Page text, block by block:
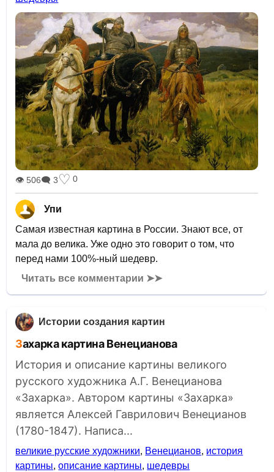
👁 506🗨 3♡ 0
Упи
Самая известная картина в России. Знают все, от
мала до велика. Уже одно это говорит о том, что
перед нами 100%-ный шедевр.
Читать все комментарии ➤➤
Истории создания картин
Захарка картина Венецианова
История и описание картины великого
русского художника А.Г. Венецианова
«Захарка». Автором картины «Захарка»
является Алексей Гаврилович Венецианов
(1780-1847). Написа...
великие русские художники, Венецианов, история
картины,описание картины, шедевры